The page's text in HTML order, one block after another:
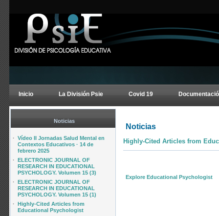
Inicio La División Psie Covid 19
Noticias
· Vídeo II Jornadas Salud Mental en
Contextos Educativos · 14 de
febrero 2025
· ELECTRONIC JOURNAL OF
RESEARCH IN EDUCATIONAL
PSYCHOLOGY. Volumen 15 (3)
· ELECTRONIC JOURNAL OF
RESEARCH IN EDUCATIONAL
PSYCHOLOGY. Volumen 15 (1)
· Highly-Cited Articles from
Educational Psychologist
Noticias
Highly-Cited Articles from
Explore Educational Psychologist